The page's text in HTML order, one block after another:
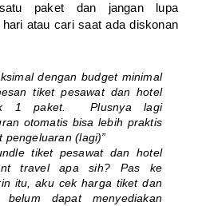
paket dan jangan lupa
atau cari saat ada diskonan
dengan budget minimal
tiket pesawat dan hotel
1 paket. Plusnya lagi
otomatis bisa lebih praktis
pengeluaran (lagi)”
tiket pesawat dan hotel
travel apa sih? Pas ke
itu, aku cek harga tiket dan
belum dapat menyediakan